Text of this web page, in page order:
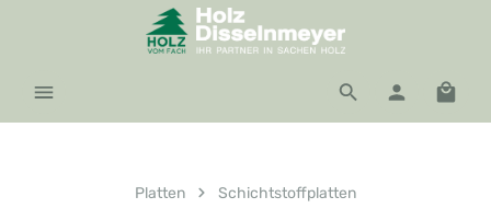
Zum Hauptinhalt springen
Platten Schichtstoffplatten